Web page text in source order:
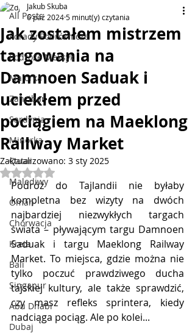
All Posts
Porady Podróżnicze
Podróże Meksyk
Majorka
Zanzibar
Sardynia
Minorka
Qatar
Malediwy
Oman
Chorwacja
Kreta
Bali
Singapur
Abu Dhabi
Dubaj
Jak zostałem mistrzem
targowania na
Damnoen Saduak i
uciekłem przed
pociągiem na Maeklong
Railway Market
Jakub Skuba
6 paź 20245 minut(y) czytania
Zaktualizowano: 3 sty 2025
Oceniono na NaN z 5 gwiazdek.
Podróż do Tajlandii nie byłaby
kompletna bez wizyty na dwóch
najbardziej niezwykłych targach
świata – pływającym targu Damnoen
Saduak i targu Maeklong Railway
Market. To miejsca, gdzie można nie
tylko poczuć prawdziwego ducha
tajskiej kultury, ale także sprawdzić,
czy masz refleks sprintera, kiedy
nadciąga pociąg. Ale po kolei...